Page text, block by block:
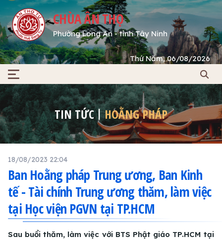
CHÙA ÂN THỌ
Phường Long An - tỉnh Tây Ninh
Thứ Năm, 06/08/2026
TIN TỨC HOẰNG PHÁP
18/08/2023 22:04
Ban Hoằng pháp Trung ương, Ban Kinh
tế - Tài chính Trung ương thăm, làm việc
tại Học viện PGVN tại TP.HCM
Sau buổi thăm, làm việc với BTS Phật giáo TP.HCM tại